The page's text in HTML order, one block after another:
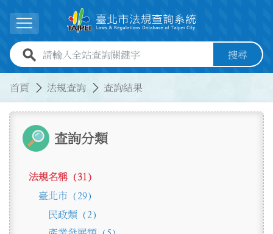
展開選單
全站查詢關鍵字欄位 搜尋
首頁 法規查詢 查詢結果
查詢分類
法規名稱 (31)
臺北市 (29)
民政類 (2)